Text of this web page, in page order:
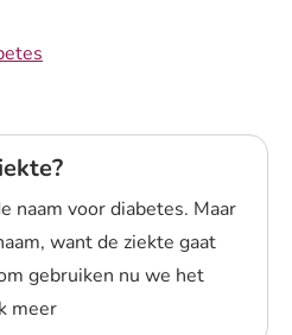
naam voor diabetes. Maar
want de ziekte gaat
gebruiken nu we het
meer